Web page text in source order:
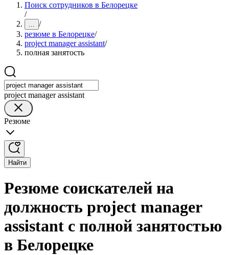
Поиск сотрудников в Белорецке
/
... /
резюме в Белорецке/
project manager assistant/
полная занятость
project manager assistant
Резюме
Найти
Резюме соискателей на
должность project manager
assistant с полной занятостью
в Белорецке